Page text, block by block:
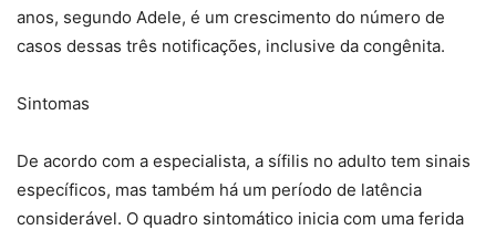
anos, segundo Adele, é um crescimento do número de
casos dessas três notificações, inclusive da congênita.
Sintomas
De acordo com a especialista, a sífilis no adulto tem sinais
específicos, mas também há um período de latência
considerável. O quadro sintomático inicia com uma ferida